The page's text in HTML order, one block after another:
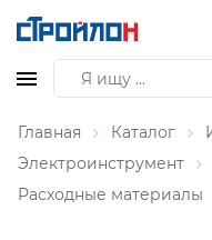
Главная Каталог
Электроинструмент
Расходные материалы